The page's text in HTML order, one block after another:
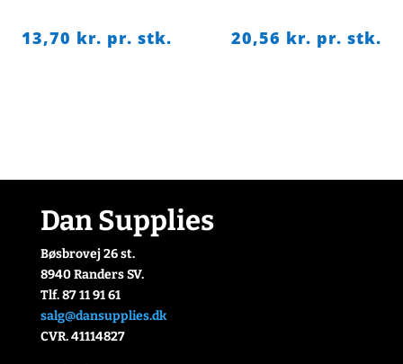
13,70 kr. pr. stk. 20,56 kr. pr. stk.
Dan Supplies
Bøsbrovej 26 st.
8940 Randers SV.
Tlf. 87 11 91 61
salg@dansupplies.dk
CVR. 41114827